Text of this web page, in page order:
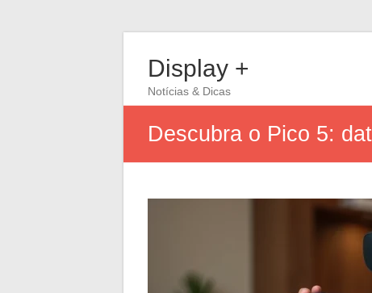
Display +
Notícias & Dicas
Descubra o Pico 5: